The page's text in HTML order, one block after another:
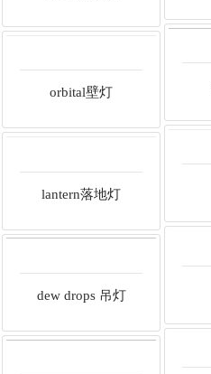
orbital壁灯
lantern落地灯
dew drops 吊灯